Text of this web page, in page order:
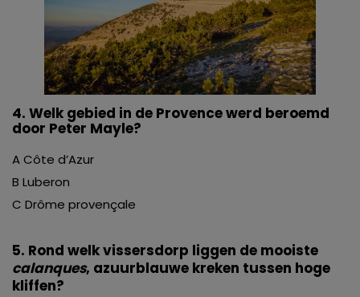
4. Welk gebied in de Provence werd beroemd
door Peter Mayle?
A Côte d’Azur
B Luberon
C Drôme provençale
5. Rond welk vissersdorp liggen de mooiste
calanques, azuurblauwe kreken tussen hoge
kliffen?